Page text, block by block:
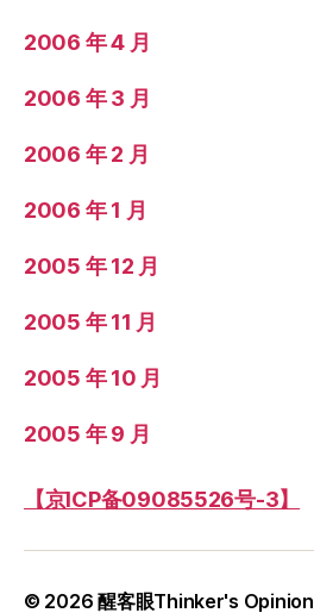
2006 年 4 月
2006 年 3 月
2006 年 2 月
2006 年 1 月
2005 年 12 月
2005 年 11 月
2005 年 10 月
2005 年 9 月
【京ICP备09085526号-3】
© 2026醒客眼Thinker's Opinion